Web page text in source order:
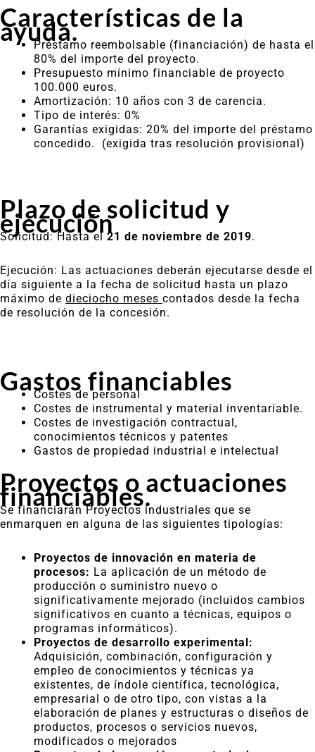
Características de la
ayuda.
Préstamo reembolsable (financiación) de hasta el
80% del importe del proyecto.
Presupuesto mínimo financiable de proyecto
100.000 euros.
Amortización: 10 años con 3 de carencia.
Tipo de interés: 0%
Garantías exigidas: 20% del importe del préstamo
concedido. (exigida tras resolución provisional)
Plazo de solicitud y
ejecución
Solicitud: Hasta el 21 de noviembre de 2019.
Ejecución: Las actuaciones deberán ejecutarse desde el
día siguiente a la fecha de solicitud hasta un plazo
máximo de dieciocho meses contados desde la fecha
de resolución de la concesión.
Gastos financiables
Costes de personal
Costes de instrumental y material inventariable.
Costes de investigación contractual,
conocimientos técnicos y patentes
Gastos de propiedad industrial e intelectual
Proyectos o actuaciones
financiables.
Se financiarán Proyectos industriales que se
enmarquen en alguna de las siguientes tipologías:
Proyectos de innovación en materia de
procesos: La aplicación de un método de
producción o suministro nuevo o
significativamente mejorado (incluidos cambios
significativos en cuanto a técnicas, equipos o
programas informáticos).
Proyectos de desarrollo experimental:
Adquisición, combinación, configuración y
empleo de conocimientos y técnicas ya
existentes, de índole científica, tecnológica,
empresarial o de otro tipo, con vistas a la
elaboración de planes y estructuras o diseños de
productos, procesos o servicios nuevos,
modificados o mejorados